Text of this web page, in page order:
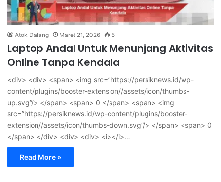
Atok Dalang Maret 21, 2026 5
Laptop Andal Untuk Menunjang Aktivitas
Online Tanpa Kendala
<div> <div> <span> <img src=”https://persiknews.id/wp-
content/plugins/booster-extension//assets/icon/thumbs-
up.svg”/> </span> <span> 0 </span> <span> <img
src=”https://persiknews.id/wp-content/plugins/booster-
extension//assets/icon/thumbs-down.svg”/> </span> <span> 0
</span> </div> <div> <div> <i></i>…
Read More »